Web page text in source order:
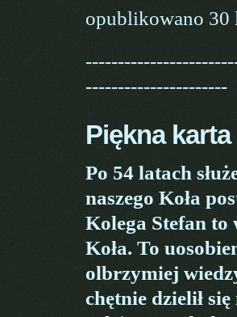
opublikowano 30
----------------------
Piękna karta
Po 54 latach
naszego Koła
Kolega Stefan to
Koła. To
olbrzymiej
chętnie dzielił